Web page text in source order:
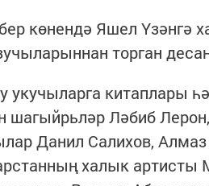
көнендә Яшел Үзәнгә
торган
укучыларга китаплары
шагыйрьләр Ләбиб
Данил Салихов,
халык артисты